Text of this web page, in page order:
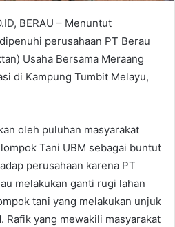
BERAU – Menuntut
perusahaan PT Berau
Usaha Bersama Meraang
di Kampung Tumbit Melayu,
oleh puluhan masyarakat
Tani UBM sebagai buntut
perusahaan karena PT
melakukan ganti rugi lahan
tani yang melakukan unjuk
Rafik yang mewakili masyarakat